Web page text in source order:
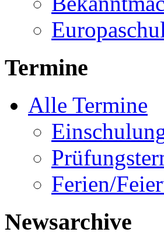
Termine
Alle Termine
Ferien/
Newsarchive